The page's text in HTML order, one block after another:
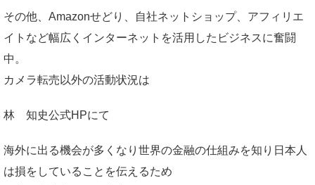
その他、Amazonせどり、自社ネットショップ、アフィリエ
イトなど幅広くインターネットを活用したビジネスに奮闘
中。
カメラ転売以外の活動状況は
林 知史公式HPにて
海外に出る機会が多くなり世界の金融の仕組みを知り日本人
は損をしていることを伝えるため